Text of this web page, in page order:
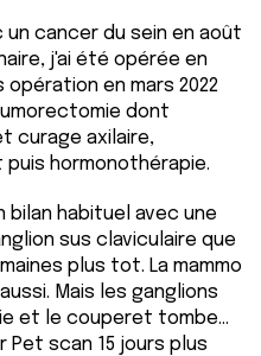
votre utilisation de leurs
un cancer du sein en août
j'ai été opérée en
en mars 2022
dont
curage axilaire,
hormonothérapie.
bilan habituel avec une
sus claviculaire que
plus tot. La mammo
Mais les ganglions
et le couperet tombe...
Pet scan 15 jours plus